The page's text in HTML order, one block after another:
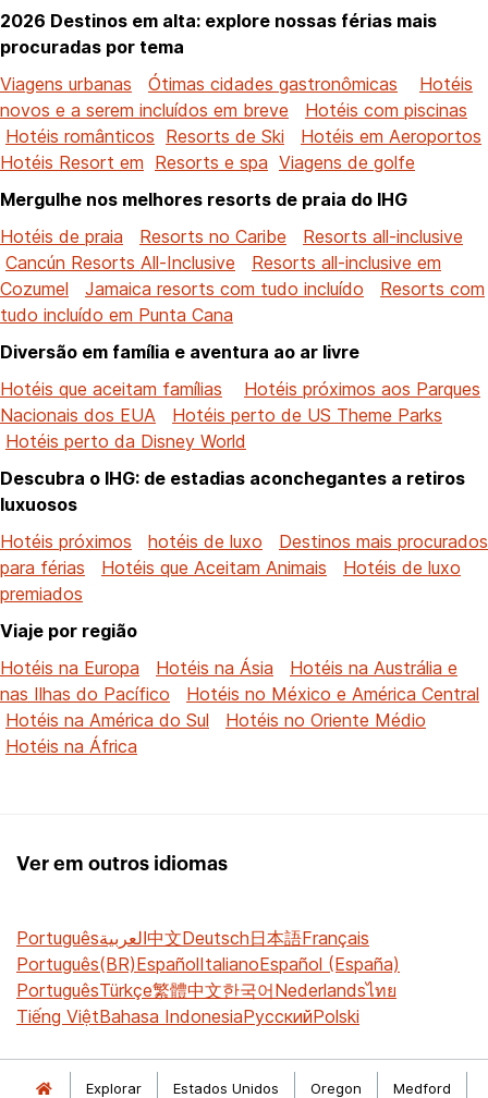
2026 Destinos em alta: explore nossas férias mais
procuradas por tema
Viagens urbanas
Ótimas cidades gastronômicas
Hotéis
novos e a serem incluídos em breve
Hotéis com piscinas
Hotéis românticos Resorts de Ski
Hotéis em Aeroportos
Hotéis Resort em Resorts e spa Viagens de golfe
Mergulhe nos melhores resorts de praia do IHG
Hotéis de praia
Resorts no Caribe
Resorts all-inclusive
Cancún Resorts All-Inclusive
Resorts all-inclusive em
Cozumel
Jamaica resorts com tudo incluído
Resorts com
tudo incluído em Punta Cana
Diversão em família e aventura ao ar livre
Hotéis que aceitam famílias
Hotéis próximos aos Parques
Nacionais dos EUA
Hotéis perto de US Theme Parks
Hotéis perto da Disney World
Descubra o IHG: de estadias aconchegantes a retiros
luxuosos
Hotéis próximos
hotéis de luxo
Destinos mais procurados
para férias
Hotéis que Aceitam Animais
Hotéis de luxo
premiados
Viaje por região
Hotéis na Europa
Hotéis na Ásia
Hotéis na Austrália e
nas Ilhas do Pacífico
Hotéis no México e América Central
Hotéis na América do Sul
Hotéis no Oriente Médio
Hotéis na África
Ver em outros idiomas
Portuguêsالعربية中文Deutsch日本語Français
Português(BR)EspañolItalianoEspañol (España)
PortuguêsTürkçe繁體中文한국어Nederlandsไทย
Tiếng ViệtBahasa IndonesiaРусскийPolski
Explorar Estados Unidos Oregon
Medford